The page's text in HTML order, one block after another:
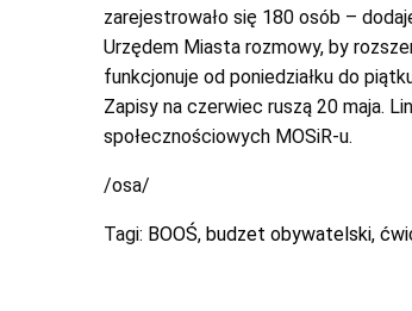
zarejestrowało się 180 osób –
Urzędem Miasta rozmowy, by
funkcjonuje od poniedziałku do
Zapisy na czerwiec ruszą 20 maja.
społecznościowych MOSiR-u.
/osa/
Tagi: BOOŚ, budzet obywatelski,